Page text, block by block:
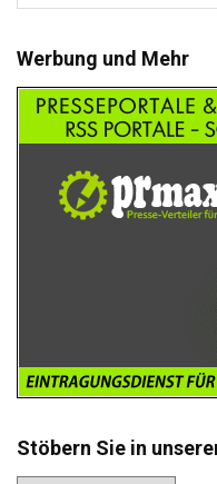
Werbung und Mehr
Stöbern Sie in